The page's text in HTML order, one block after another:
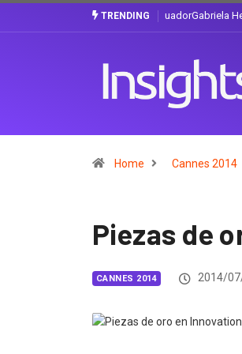
TRENDING Gabriela
Home Cannes 2014
Piezas de
CANNES 2014 2014/